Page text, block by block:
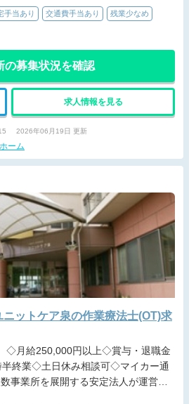
手当あり 交通費手当あり 残業少なめ
の募集状況を確認
求人情報を見る
2026年06月19日 更新
ーム
ットケア泉の作業療法士(OT)求
終業◇土日休み相談可◇マイカー通
事業所を展開する安定法人が運営す